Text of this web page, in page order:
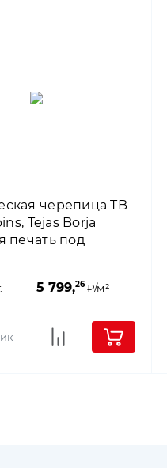
черепица TB
Tejas Borja
печать под
5 799,26₽/м²